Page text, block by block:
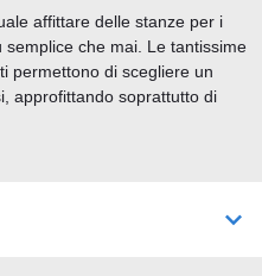
affittare delle stanze per i
che mai. Le tantissime
permettono di scegliere un
approfittando soprattutto di